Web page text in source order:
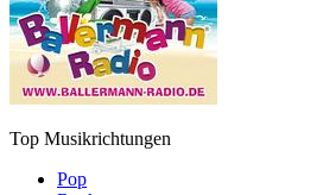
Top Musikrichtungen
Pop